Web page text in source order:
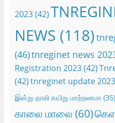
2023(42)
NEWS (118)
(46)tnreginet news
Registration 2023(42)
(42)tnreginet update 2023
இன்று தாலி கயிறு மாற்றலாமா(35)
காலை மாலை (60)